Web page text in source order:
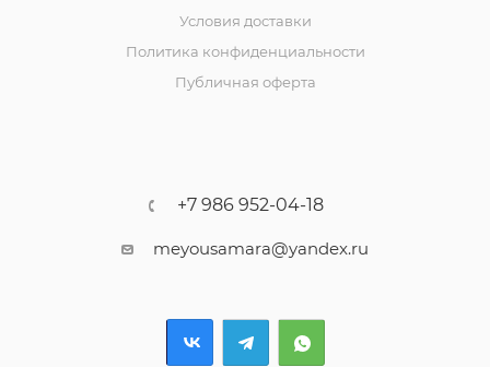
Условия доставки
Политика конфиденциальности
Публичная оферта
+7 986 952-04-18
meyousamara@yandex.ru